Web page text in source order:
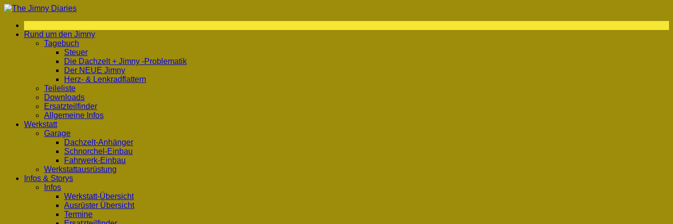
Zum
springen
Rund um den Jimny
Tagebuch
Steuer
Die Dachzelt + Jimny -Problematik
Der NEUE Jimny
Herz- & Lenkradflattern
Teileliste
Downloads
Ersatzteilfinder
Allgemeine Infos
Werkstatt
Garage
Dachzelt-Anhänger
Schnorchel-Einbau
Fahrwerk-Einbau
Werkstattausrüstung
Infos & Storys
Infos
Werkstatt-Übersicht
Ausrüster Übersicht
Termine